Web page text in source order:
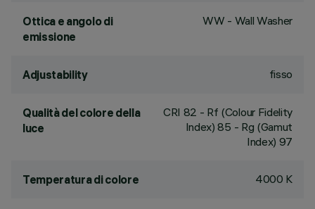
Ottica e angolo di
emissione
WW - Wall Washer
Adjustability fisso
Qualità del colore della
luce
CRI 82 - Rf (Colour Fidelity
Index) 85 - Rg (Gamut
Index) 97
Temperatura di colore 4000 K